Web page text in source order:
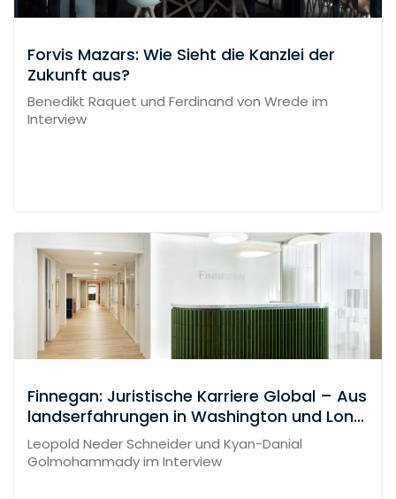
Forvis Mazars: Wie Sieht die Kanzlei der
Zukunft aus?
Benedikt Raquet und Ferdinand von Wrede im
Interview
Finnegan: Juristische Karriere Global – Aus
landserfahrungen in Washington und Lond
on
Leopold Neder Schneider und Kyan-Danial
Golmohammady im Interview